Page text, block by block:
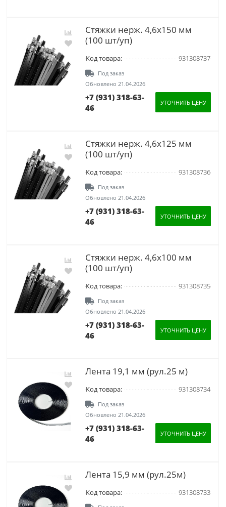
Стяжки нерж. 4,6х150 мм
(100 шт/уп)
Код товара: 931308737
Под заказ
Обновлено 21.04.2026
+7 (931) 318-63-
46
УТОЧНИТЬ ЦЕНУ
Стяжки нерж. 4,6х125 мм
(100 шт/уп)
Код товара: 931308736
Под заказ
Обновлено 21.04.2026
+7 (931) 318-63-
46
УТОЧНИТЬ ЦЕНУ
Стяжки нерж. 4,6х100 мм
(100 шт/уп)
Код товара: 931308735
Под заказ
Обновлено 21.04.2026
+7 (931) 318-63-
46
УТОЧНИТЬ ЦЕНУ
Лента 19,1 мм (рул.25 м)
Код товара: 931308734
Под заказ
Обновлено 21.04.2026
+7 (931) 318-63-
46
УТОЧНИТЬ ЦЕНУ
Лента 15,9 мм (рул.25м)
Код товара: 931308733